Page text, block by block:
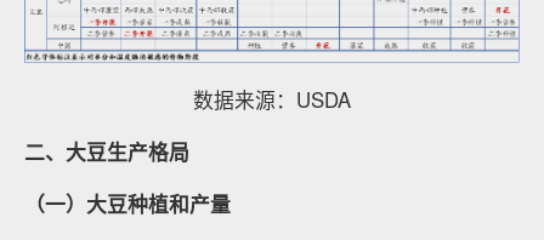
数据来源：USDA
二、大豆生产格局
（一）大豆种植和产量